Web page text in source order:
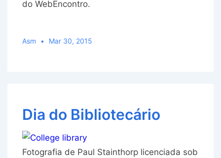
do WebEncontro.
Asm Mar 30, 2015
Dia do Bibliotecário
Fotografia de Paul Stainthorp licenciada sob